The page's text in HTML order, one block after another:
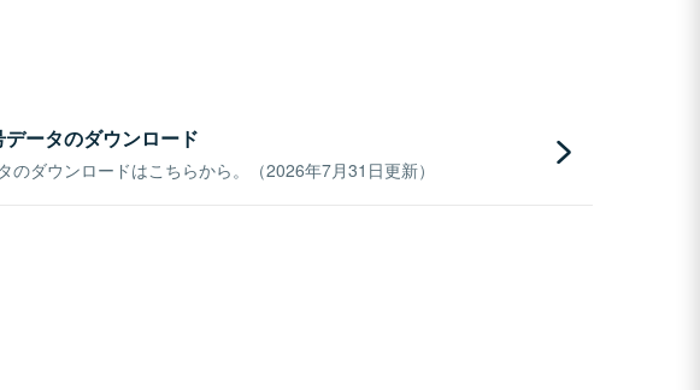
ータのダウンロード
のダウンロードはこちらから。（2026年7月31日更新）